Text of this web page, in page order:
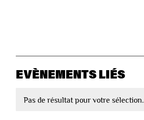
EVÈNEMENTS LIÉS
Pas de résultat pour votre sélection.